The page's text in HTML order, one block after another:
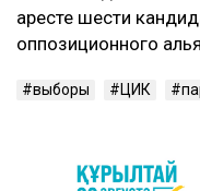
аресте шести
оппозиционного
выборы ЦИК